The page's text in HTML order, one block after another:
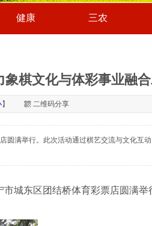
健康 三农
棋文化与体彩事业融
】 二维码分享
满举行。此次活动通过棋艺交流与文化互
城东区团结桥体育彩票店圆满